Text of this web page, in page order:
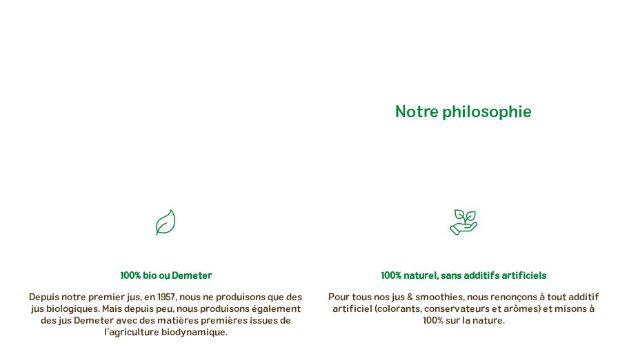
Notre philosophie
100% bio ou Demeter
Depuis notre premier jus, en 1957, nous ne produisons que des
jus biologiques. Mais depuis peu, nous produisons également
des jus Demeter avec des matières premières issues de
l’agriculture biodynamique.
100% naturel, sans additifs artificiels
Pour tous nos jus & smoothies, nous renonçons à tout additif
artificiel (colorants, conservateurs et arômes) et misons à
100% sur la nature.